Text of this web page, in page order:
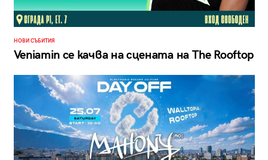
НОВИ СЪБИТИЯ
Veniamin се качва на сцената на The Rooftop